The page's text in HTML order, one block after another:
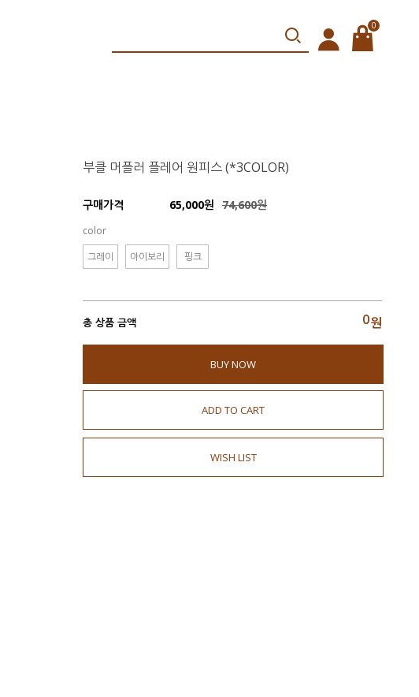
0
부클 머플러 플레어 원피스 (*3COLOR)
구매가격 65,000원 74,600원
color
그레이
아이보리 핑크
총 상품 금액 0원
BUY NOW
ADD TO CART
WISH LIST